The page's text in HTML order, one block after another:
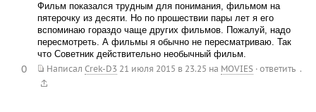
Фильм показался трудным для понимания, фильмом на
пятерочку из десяти. Но по прошествии пары лет я его
вспоминаю гораздо чаще других фильмов. Пожалуй, надо
пересмотреть. А фильмы я обычно не пересматриваю. Так
что Советник действительно необычный фильм.
Написал Crek-D3 21 июля 2015 в 23.25 на MOVIES · ответить .
0